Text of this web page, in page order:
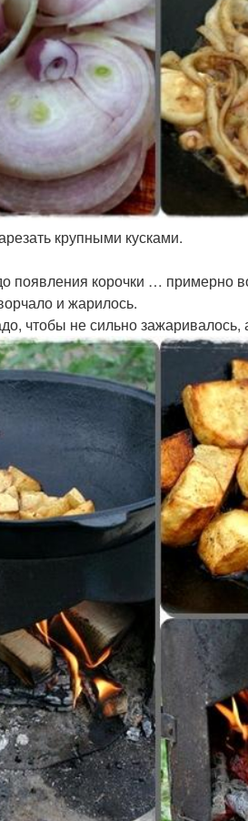
крупными кусками.
появления корочки … примерно
и жарилось.
чтобы не сильно зажаривалось,